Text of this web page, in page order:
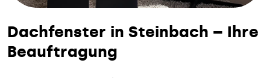
Dachfenster in Steinbach – Ihre
Beauftragung